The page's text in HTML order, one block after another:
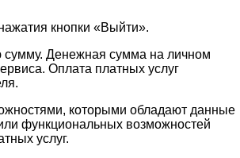
кнопки «Выйти».
сумму. Денежная сумма на личном
Оплата платных услуг
которыми обладают данные
функциональных возможностей
услуг.